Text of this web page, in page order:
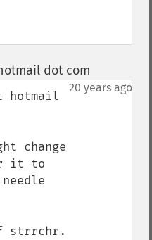
dot com
20 years ago
hotmail
change
it to
strrchr.